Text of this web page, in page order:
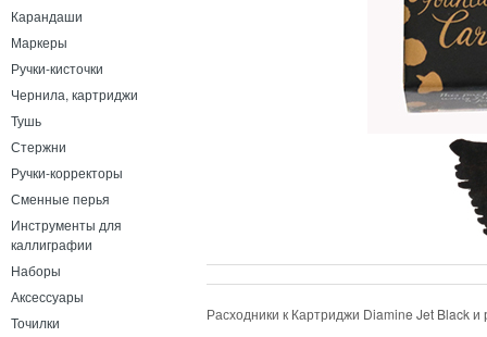
Карандаши
Маркеры
Ручки-кисточки
Чернила, картриджи
Тушь
Стержни
Ручки-корректоры
Сменные перья
Инструменты для
каллиграфии
Наборы
Аксессуары
Точилки
Расходники к Картриджи Diamine Jet Black